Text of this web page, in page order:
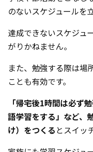
のないスケジュールを
達成できないスケジュ
がりかねません。
また、勉強する際は場
ことも有効です。
「帰宅後1時間は必ず
語学習をする」など、
け）をつくる とスイッ